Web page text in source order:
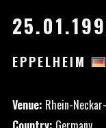
EPPELHEIM
Venue: Rhein-